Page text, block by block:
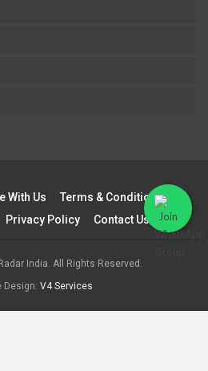
With Us
Terms & Conditions
Privacy Policy Contact Us
India. All Rights Reserved.
Design: V4 Services